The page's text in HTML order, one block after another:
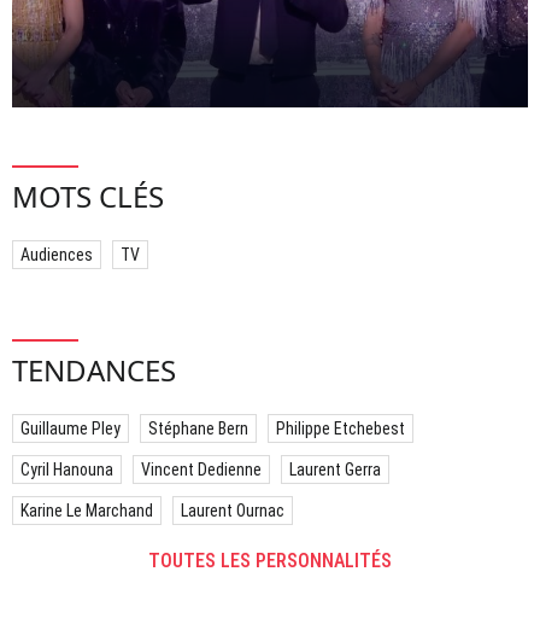
MOTS CLÉS
Audiences TV
TENDANCES
Guillaume Pley Stéphane Bern Philippe Etchebest
Cyril Hanouna Vincent Dedienne Laurent Gerra
Karine Le Marchand Laurent Ournac
TOUTES LES PERSONNALITÉS